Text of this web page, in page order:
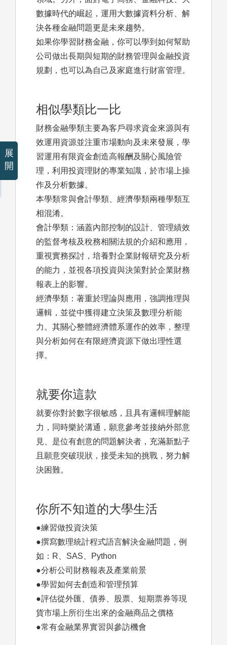
數據時代的崛起，運用大數據資料分析、解
決各種金融問題更是未來趨勢。
如果你學習財務金融，你可以學到如何幫助
公司做出長期與短期的財務管理與金融投資
規劃，也可以為自己及家庭進行財富管理。
相似學類比一比
財務金融學類主要為客戶尋求資金來源與有
效運用資源並注重市場動向及未來發展，學
習運用有限資金創造高報酬及關心風險管
理，利用投資理財的專業知識，於市場上操
作及分析數據。
本學類常與會計學類、經濟學類兩種學類互
相混淆。
會計學類：涵蓋內部控制的設計、管理績效
的監督考核及稅務相關法規的介紹和應用，
重視實務探討，培養對企業財報研究及分析
的能力，並視各項投資與決策對於企業財務
報表上的影響。
經濟學類：著重於理論與應用，強調推理與
邏輯，並從中獲得建立決策及數理分析能
力。其關心整體經濟體系運作的效率，整理
與分析如何在有限經濟資源下做出理性選
擇。
就要你這款
就要你對於數字很敏感，且具有邏輯理解能
力，同時樂於溝通，願意參考並接納外部意
見、是位有創意的問題解決者，充滿新點子
且願意突破現狀，接受未知的挑戰，努力解
決困難。
你所不知道的大學生活
●練習做投資決策
●撰寫數理統計程式語言解決金融問題，例
如：R、SAS、Python
●分析公司財務報表及產業前景
●學習如何去創造和管理預算
●評估從外匯、債券、股票、短期票券等現
貨市場上所衍生出來的金融商品之價格
●常有金融業界實習與參訪機會
展
開